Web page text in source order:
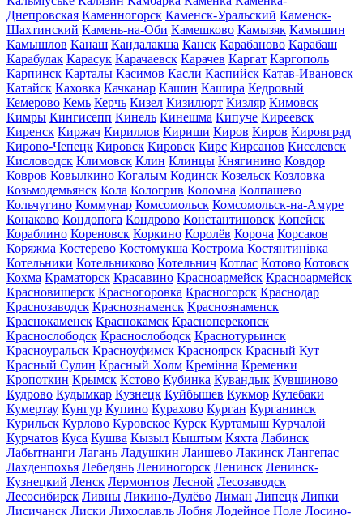
Днепровская Каменногорск Каменск-Уральский Каменск-
Шахтинский Камень-на-Оби Камешково Камызяк Камышин
Камышлов Канаш Кандалакша Канск Карабаново Карабаш
Карабулак Карасук Карачаевск Карачев Каргат Каргополь
Карпинск Карталы Касимов Касли Каспийск Катав-Ивановск
Катайск Каховка Качканар Кашин Кашира Кедровый
Кемерово Кемь Керчь Кизел Кизилюрт Кизляр Кимовск
Кимры Кингисепп Кинель Кинешма Кипуче Киреевск
Киренск Киржач Кириллов Кириши Киров Киров Кировград
Кирово-Чепецк Кировск Кировск Кирс Кирсанов Киселевск
Кисловодск Климовск Клин Клинцы Княгинино Ковдор
Ковров Ковылкино Когалым Кодинск Козельск Козловка
Козьмодемьянск Кола Кологрив Коломна Колпашево
Кольчугино Коммунар Комсомольск Комсомольск-на-Амуре
Конаково Кондопога Кондрово Константиновск Копейск
Кораблино Кореновск Коркино Королёв Короча Корсаков
Коряжма Костерево Костомукша Кострома Костянтинівка
Котельники Котельниково Котельнич Котлас Котово Котовск
Кохма Краматорск Красавино Красноармейск Красноармейск
Красновишерск Красногоровка Красногорск Краснодар
Краснозаводск Краснознаменск Краснознаменск
Краснокаменск Краснокамск Красноперекопск
Краснослободск Краснослободск Краснотурьинск
Красноуральск Красноуфимск Красноярск Красный Кут
Красный Сулин Красный Холм Кремінна Кременки
Кропоткин Крымск Кстово Кубинка Кувандык Кувшиново
Кудрово Кудымкар Кузнецк Куйбышев Кукмор Кулебаки
Кумертау Кунгур Купино Курахово Курган Курганинск
Курильск Курлово Куровское Курск Куртамыш Курчалой
Курчатов Куса Кушва Кызыл Кыштым Кяхта Лабинск
Лабытнанги Лагань Ладушкин Лаишево Лакинск Лангепас
Лахденпохья Лебедянь Лениногорск Ленинск Ленинск-
Кузнецкий Ленск Лермонтов Лесной Лесозаводск
Лесосибирск Ливны Ликино-Дулёво Лиман Липецк Липки
Лисичанск Лиски Лихославль Лобня Лодейное Поле Лосино-